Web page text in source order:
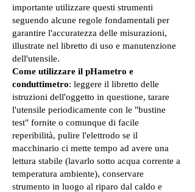
importante utilizzare questi strumenti
seguendo alcune regole fondamentali per
garantire l'accuratezza delle misurazioni,
illustrate nel libretto di uso e manutenzione
dell'utensile.
Come utilizzare il pHametro e
conduttimetro: leggere il libretto delle
istruzioni dell'oggetto in questione, tarare
l'utensile periodicamente con le "bustine
test" fornite o comunque di facile
reperibilità, pulire l'elettrodo se il
macchinario ci mette tempo ad avere una
lettura stabile (lavarlo sotto acqua corrente a
temperatura ambiente), conservare
strumento in luogo al riparo dal caldo e